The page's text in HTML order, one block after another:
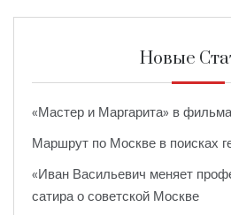
Новые
«Мастер и Маргарита» в
Маршрут по Москве в поисках
«Иван Васильевич меняет
сатира о советской Москве